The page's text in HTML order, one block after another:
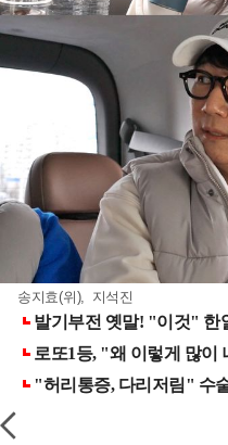
송지효(위), 지석진